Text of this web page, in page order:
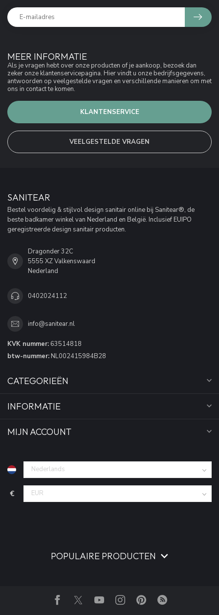
MEER INFORMATIE
Als je vragen hebt over onze producten of je aankoop, bezoek dan
zeker onze klantenservicepagina. Hier vindt u onze bedrijfsgegevens,
antwoorden op veelgestelde vragen en verschillende manieren om met
ons in contact te komen.
KLANTENSERVICE
VEELGESTELDE VRAGEN
SANITEAR
Bestel voordelig & stijlvol design sanitair online bij Sanitear®, de
beste badkamer winkel van Nederland en België. Inclusief EUIPO
geregistreerde design sanitair producten.
Dragonder 32C
5555 XZ Valkenswaard
Nederland
0402024112
info@sanitear.nl
KVK nummer: 63514818
btw-nummer: NL002415984B28
CATEGORIEËN
INFORMATIE
MIJN ACCOUNT
€
POPULAIRE PRODUCTEN